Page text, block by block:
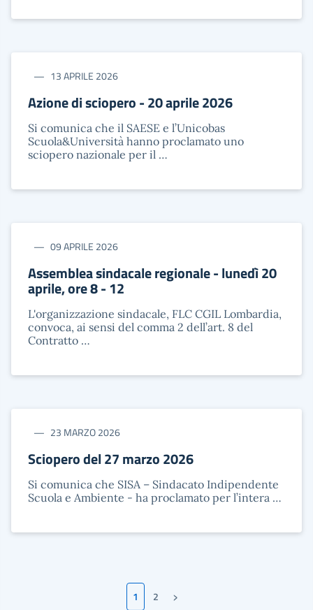
13 APRILE 2026
Azione di sciopero - 20 aprile 2026
Si comunica che il SAESE e l’Unicobas
Scuola&Università hanno proclamato uno
sciopero nazionale per il …
09 APRILE 2026
Assemblea sindacale regionale - lunedì 20
aprile, ore 8 - 12
L'organizzazione sindacale, FLC CGIL Lombardia,
convoca, ai sensi del comma 2 dell’art. 8 del
Contratto …
23 MARZO 2026
Sciopero del 27 marzo 2026
Si comunica che SISA – Sindacato Indipendente
Scuola e Ambiente - ha proclamato per l’intera …
1 2 Pagina successiva
›